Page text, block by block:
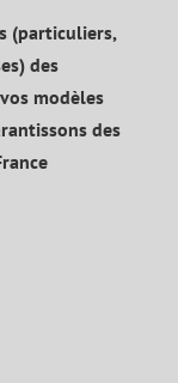
(particuliers,
des
modèles
des